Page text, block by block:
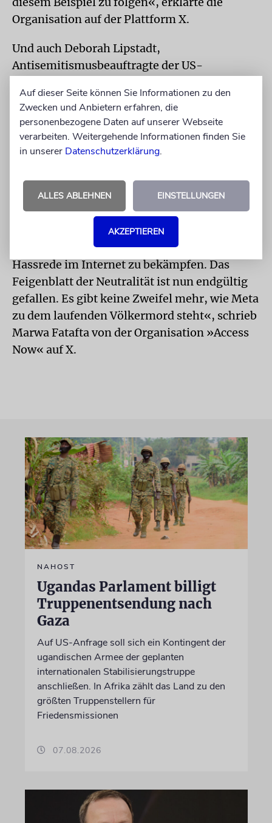
Organisation auf der Plattform X.
Und auch Deborah Lipstadt,
Antisemitismusbeauftragte der US-
»die alarmierende, weit verbreitete
Verwendung des Begriffs ‚Zionisten‘ als
Deckmantel für Hass gegen Juden« endlich
angegangen, schrieb Lipstadt auf X.
Doch es gab auch wütende Kritik seitens
palästinensischer Aktivisten. »Während die
Palästinenser von Israel ausgelöscht werden,
beschließt, die ‚Zionisten‘ auf ihren
Plattformen unter dem Vorwand zu schützen,
Hassrede im Internet zu bekämpfen. Das
Feigenblatt der Neutralität ist nun endgültig
gefallen. Es gibt keine Zweifel mehr, wie Meta
zu dem laufenden Völkermord steht«, schrieb
Marwa Fatafta von der Organisation »Access
Now« auf X.
NAHOST
Ugandas Parlament billigt
Truppenentsendung nach
Gaza
Auf US-Anfrage soll sich ein Kontingent der
ugandischen Armee der geplanten
internationalen Stabilisierungstruppe
anschließen. In Afrika zählt das Land zu den
größten Truppenstellern für
Friedensmissionen
07.08.2026
Auf dieser Seite können Sie Informationen zu den
Zwecken und Anbietern erfahren, die
personenbezogene Daten auf unserer Webseite
verarbeiten. Weitergehende Informationen finden Sie
in unserer Datenschutzerklärung.
ALLES ABLEHNEN EINSTELLUNGEN
AKZEPTIEREN